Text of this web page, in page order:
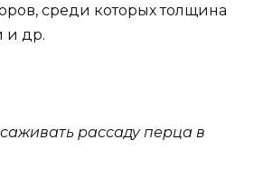
среди которых толщина
и др.
рассаду перца в